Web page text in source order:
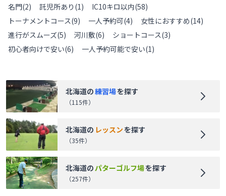
名門(2) 託児所あり (1) IC10キロ以内(58)
トーナメントコース(9) 一人予約可(4) 女性におすすめ(14)
進行がスムーズ(5) 河川敷(6) ショートコース(3)
初心者向けで安い(6) 一人予約可能で安い(1)
北海道の練習場を探す
（115件）
北海道の レッスンを探す
（35件）
北海道のパターゴルフ場を探す
（257件）